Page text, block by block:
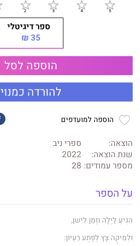
ספר דיגיטלי
35 ₪
הוספה לסל
להורדה כמנוי
הוספה למועדפים
הוצאה:
ספרי ניב
שנת הוצאה:
2022
מספר עמודים: 28
על הספר
הִגִּיעַ לַיְלָה וּזְמַן לִישֹׁן,
וּלְמִיקָה צָץ לְפֶתַע רַעְיוֹן: